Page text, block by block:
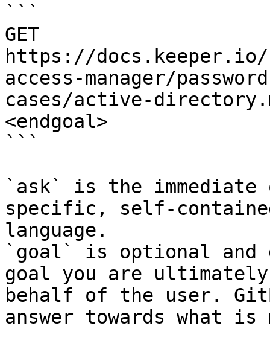
```
GET
https://
access-manager/
cases/active-
<endgoal>
```
`ask` is the
specific, self-
language.
`goal` is optional and
goal you are
behalf of the user.
answer towards what